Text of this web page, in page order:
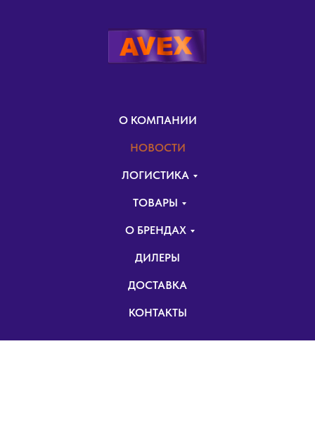
О КОМПАНИИ
НОВОСТИ
ЛОГИСТИКА
ТОВАРЫ
О БРЕНДАХ
ДИЛЕРЫ
ДОСТАВКА
КОНТАКТЫ